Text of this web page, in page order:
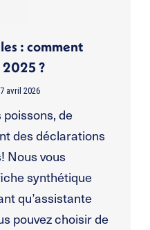
: comment
2025 ?
avril 2026
de
des déclarations
Nous vous
synthétique
qu’assistante
pouvez choisir de